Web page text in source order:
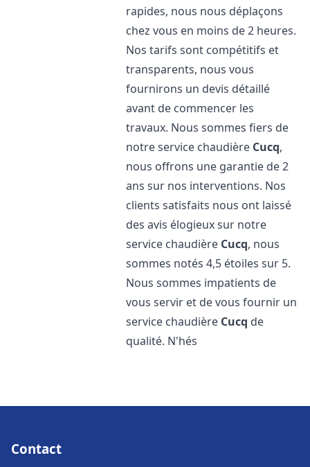
rapides, nous nous déplaçons
chez vous en moins de 2 heures.
Nos tarifs sont compétitifs et
transparents, nous vous
fournirons un devis détaillé
avant de commencer les
travaux. Nous sommes fiers de
notre service chaudière Cucq,
nous offrons une garantie de 2
ans sur nos interventions. Nos
clients satisfaits nous ont laissé
des avis élogieux sur notre
service chaudière Cucq, nous
sommes notés 4,5 étoiles sur 5.
Nous sommes impatients de
vous servir et de vous fournir un
service chaudière Cucq de
qualité. N'hés
Contact